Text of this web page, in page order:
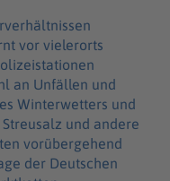
vor vielerorts
an Unfällen und
Winterwetters und
und andere
vorübergehend
der Deutschen